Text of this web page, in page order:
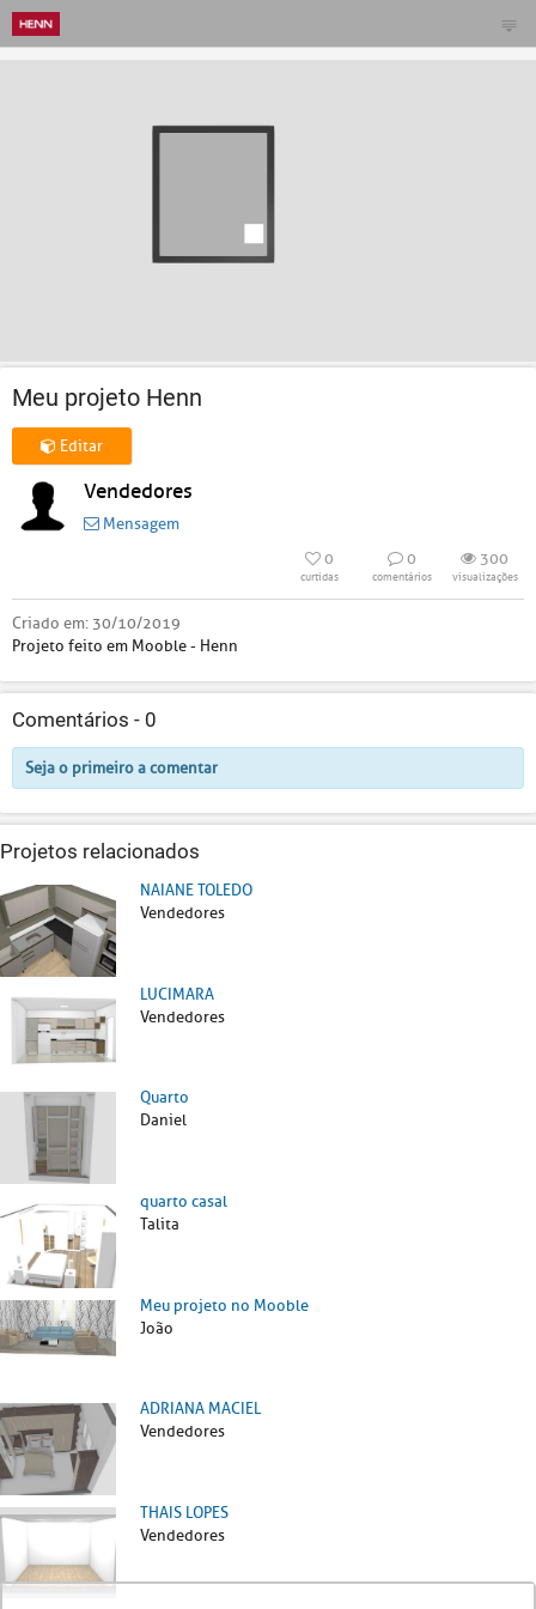
Meu projeto Henn
Editar
Vendedores
Mensagem
0
curtidas
0
comentários
300
visualizações
Criado em: 30/10/2019
Projeto feito em Mooble - Henn
Comentários - 0
Seja o primeiro a comentar
Projetos relacionados
NAIANE TOLEDO
Vendedores
LUCIMARA
Vendedores
Quarto
Daniel
quarto casal
Talita
Meu projeto no Mooble
João
ADRIANA MACIEL
Vendedores
THAIS LOPES
Vendedores